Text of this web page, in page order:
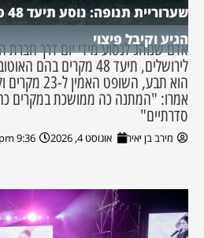
הגיע וקיבל פיצוי
אדם שנוהג לנסוע מידי יום דרך חברת
לירושלים, תיעד 48 מקרים
הוא תבע,
אמרו: "המתנה כה ממושכת במקרים
סדרתיים"
מירב בן יאיר אוגוסט 4, 2026 9:36 pm